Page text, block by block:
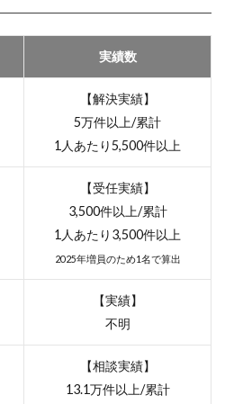
実績数
【解決実績】
5万件以上/累計
1人あたり5,500件以上
【受任実績】
3,500件以上/累計
1人あたり3,500件以上
2025年増員のため1名で算出
【実績】
不明
【相談実績】
13.1万件以上/累計